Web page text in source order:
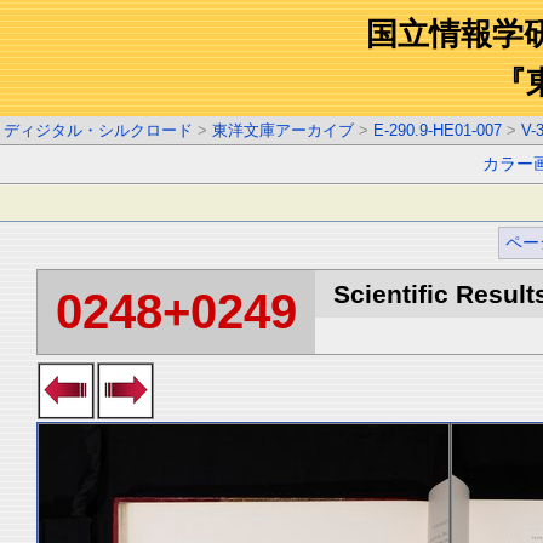
国立情報学
『
ディジタル・シルクロード > 東洋文庫アーカイブ > E-290.9-HE01-007 > V-3
カラー
ペー
0248+0249 Scientific